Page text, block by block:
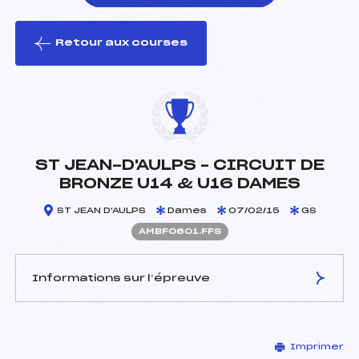
le ski
Retour aux courses
ST JEAN-D'AULPS – CIRCUIT DE
BRONZE U14 & U16 DAMES
ST JEAN D'AULPS Dames 07/02/15 GS
AMBF0601.FFS
Informations sur l’épreuve
MOGUEROU ALEXIS (MB)
Imprimer